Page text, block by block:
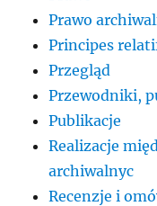
Prawo
Principes
Przegląd
Przewodniki,
Publikacje
Realizacje
archiwalnyc
Recenzje i